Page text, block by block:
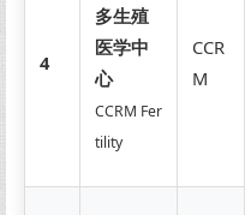
4
多生殖
医学中
心
CCRM Fer
tility
CCR
M